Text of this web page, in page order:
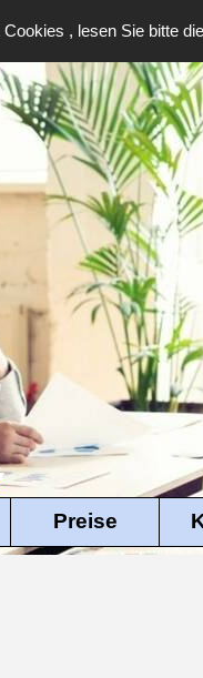
, lesen Sie bitte
Preise